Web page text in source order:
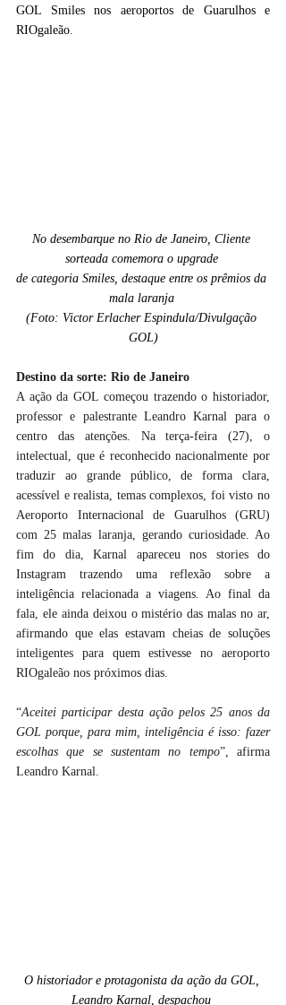
GOL Smiles nos aeroportos de Guarulhos e
RIOgaleão.
No desembarque no Rio de Janeiro, Cliente
sorteada comemora o upgrade
de categoria Smiles, destaque entre os prêmios da
mala laranja
(Foto: Victor Erlacher Espindula/Divulgação
GOL)
Destino da sorte: Rio de Janeiro
A ação da GOL começou trazendo o historiador,
professor e palestrante Leandro Karnal para o
centro das atenções. Na terça-feira (27), o
intelectual, que é reconhecido nacionalmente por
traduzir ao grande público, de forma clara,
acessível e realista, temas complexos, foi visto no
Aeroporto Internacional de Guarulhos (GRU)
com 25 malas laranja, gerando curiosidade. Ao
fim do dia, Karnal apareceu nos stories do
Instagram trazendo uma reflexão sobre a
inteligência relacionada a viagens. Ao final da
fala, ele ainda deixou o mistério das malas no ar,
afirmando que elas estavam cheias de soluções
inteligentes para quem estivesse no aeroporto
RIOgaleão nos próximos dias.
“Aceitei participar desta ação pelos 25 anos da
GOL porque, para mim, inteligência é isso: fazer
escolhas que se sustentam no tempo”, afirma
Leandro Karnal.
O historiador e protagonista da ação da GOL,
Leandro Karnal, despachou